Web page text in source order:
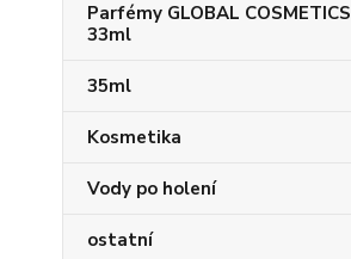
Parfémy GLOBAL COSMETICS
33ml
35ml
Kosmetika
Vody po holení
ostatní